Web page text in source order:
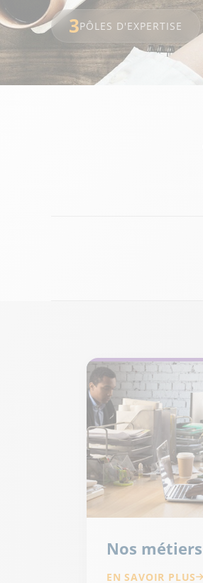
3PÔLES D'EXPERTISE
Nos métiers
EN SAVOIR PLUS